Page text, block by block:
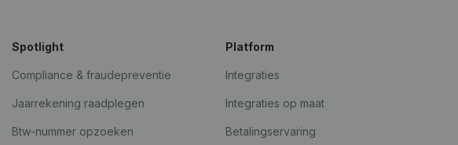
Spotlight
Compliance & fraudepreventie
Jaarrekening raadplegen
Btw-nummer opzoeken
Platform
Integraties
Integraties op maat
Betalingservaring